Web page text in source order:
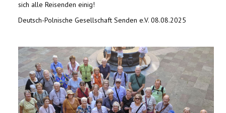
sich alle Reisenden einig!
Deutsch-Polnische Gesellschaft Senden e.V. 08.08.2025